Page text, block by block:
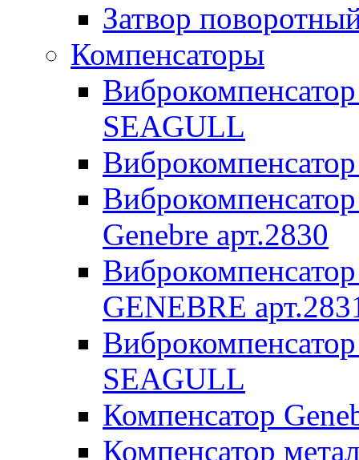
Затвор
Компенсаторы
SEAGULL
Виброкомпенсатор
Виброкомпенсатор
Genebre арт.2830
GENEBRE
SEAGULL
Компенсатор
Компенсатор